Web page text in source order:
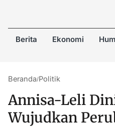
Berita Ekonomi
Beranda/Politik
Annisa-Leli
Wujudkan